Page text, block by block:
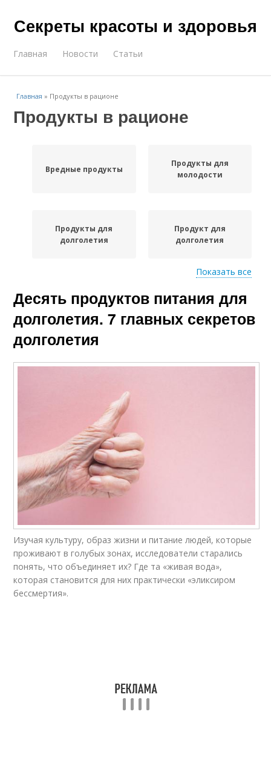
Секреты красоты и здоровья
Главная Новости Статьи
Главная » Продукты в рационе
Продукты в рационе
Вредные продукты
Продукты для
молодости
Продукты для
долголетия
Продукт для
долголетия
Новый рацион
Кисломолочные
продукты
Сонные продукты
Показать все
Десять продуктов питания для
долголетия. 7 главных секретов
долголетия
Изучая культуру, образ жизни и питание людей, которые
проживают в голубых зонах, исследователи старались
понять, что объединяет их? Где та «живая вода»,
которая становится для них практически «эликсиром
бессмертия».